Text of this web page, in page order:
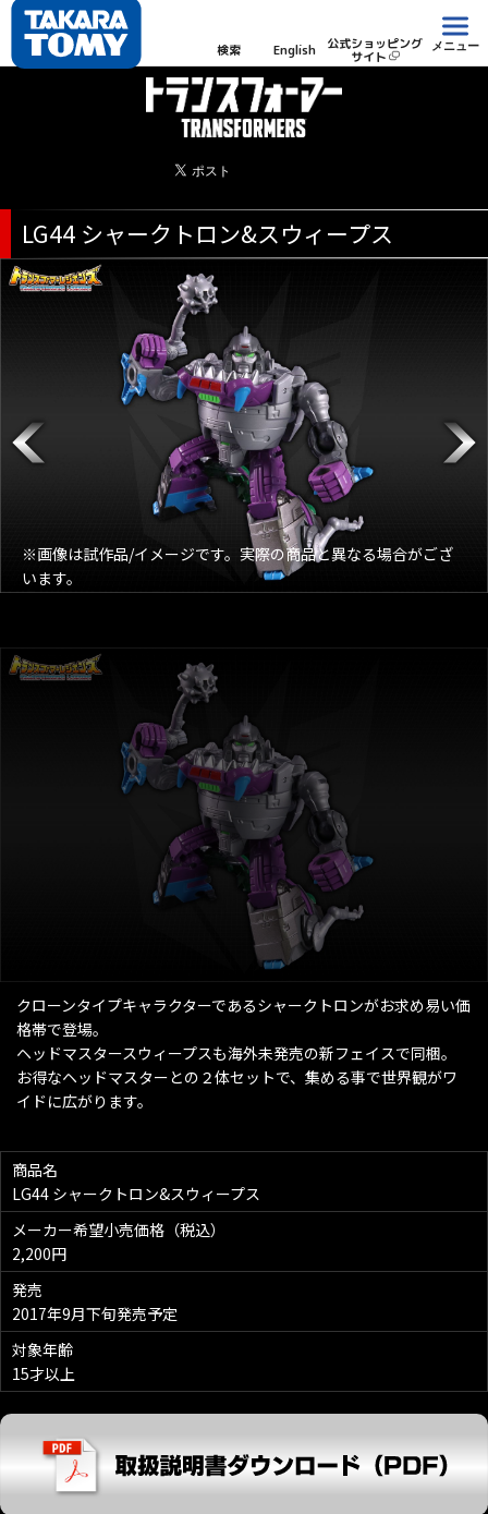
検索 English 公式ショッピング
サイト
メニュー
LG44 シャークトロン&スウィープス
※画像は試作品/イメージです。実際の商品と異なる場合がござ
います。
クローンタイプキャラクターであるシャークトロンがお求め易い価
格帯で登場。
ヘッドマスタースウィープスも海外未発売の新フェイスで同梱。
お得なヘッドマスターとの２体セットで、集める事で世界観がワ
イドに広がります。
商品名
LG44 シャークトロン&スウィープス
メーカー希望小売価格（税込）
2,200円
発売
2017年9月下旬発売予定
対象年齢
15才以上